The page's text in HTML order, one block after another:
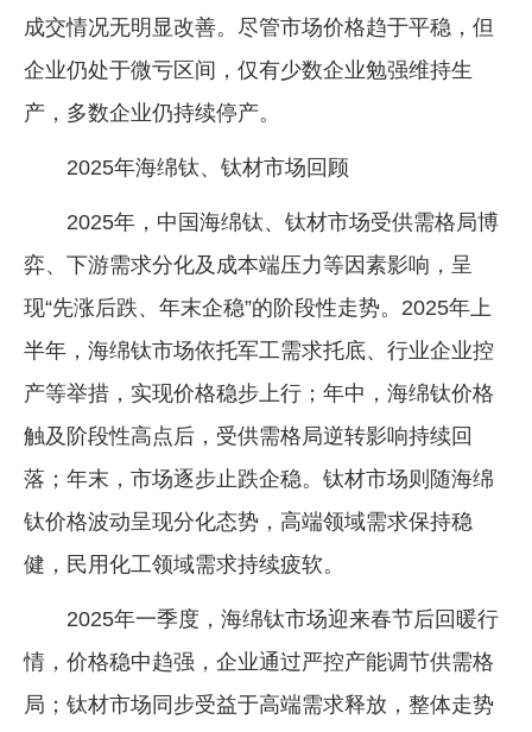
成交情况无明显改善。尽管市场价格趋于平稳，但
企业仍处于微亏区间，仅有少数企业勉强维持生
产，多数企业仍持续停产。
2025年海绵钛、钛材市场回顾
2025年，中国海绵钛、钛材市场受供需格局博
弈、下游需求分化及成本端压力等因素影响，呈
现“先涨后跌、年末企稳”的阶段性走势。2025年上
半年，海绵钛市场依托军工需求托底、行业企业控
产等举措，实现价格稳步上行；年中，海绵钛价格
触及阶段性高点后，受供需格局逆转影响持续回
落；年末，市场逐步止跌企稳。钛材市场则随海绵
钛价格波动呈现分化态势，高端领域需求保持稳
健，民用化工领域需求持续疲软。
2025年一季度，海绵钛市场迎来春节后回暖行
情，价格稳中趋强，企业通过严控产能调节供需格
局；钛材市场同步受益于高端需求释放，整体走势